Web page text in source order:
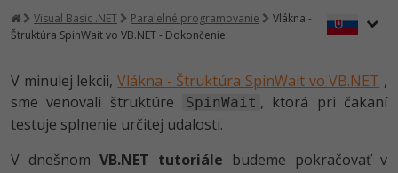
Kurzy programovania
Ako začať?
Java -80%
C# .NET -80%
-80%
Visual Basic .NET Paralelné programovanie
Vlákna -
Štruktúra SpinWait vo VB.NET - Dokončenie
V minulej lekcii, Vlákna - Štruktúra SpinWait vo VB.NET ,
sme venovali štruktúre
SpinWait , ktorá pri čakaní
testuje splnenie určitej udalosti.
V dnešnom VB.NET tutoriále budeme pokračovať v